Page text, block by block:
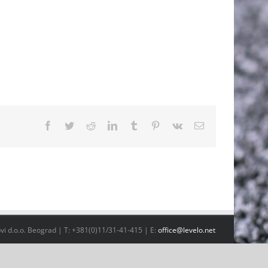
Facebook
TwitterRedditLinkedInTumblr Pinterest
Vk Email
d.o.o. Beograd | T: +381(0)11/31-41-415 | E: office@levelo.net